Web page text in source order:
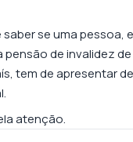
se uma pessoa,
pensão de invalidez
tem de apresentar
atenção.